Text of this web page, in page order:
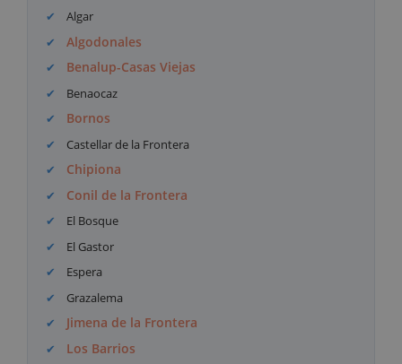
Algar
Algodonales
Benalup-Casas Viejas
Benaocaz
Bornos
Castellar de la Frontera
Chipiona
Conil de la Frontera
El Bosque
El Gastor
Espera
Grazalema
Jimena de la Frontera
Los Barrios